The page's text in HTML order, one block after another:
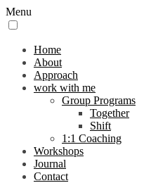
Menu
Home
About
Approach
work with me
Group Programs
Together
Shift
1:1 Coaching
Workshops
Journal
Contact